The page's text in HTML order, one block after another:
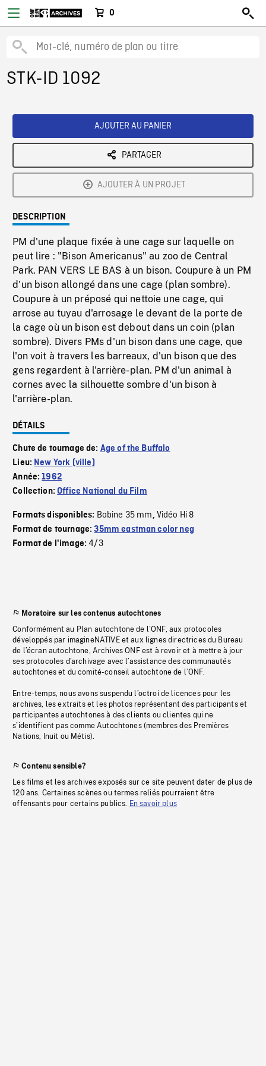
0
STK-ID 1092
AJOUTER AU PANIER
PARTAGER
AJOUTER À UN PROJET
DESCRIPTION
PM d'une plaque fixée à une cage sur laquelle on
peut lire : "Bison Americanus" au zoo de Central
Park. PAN VERS LE BAS à un bison. Coupure à un PM
d'un bison allongé dans une cage (plan sombre).
Coupure à un préposé qui nettoie une cage, qui
arrose au tuyau d'arrosage le devant de la porte de
la cage où un bison est debout dans un coin (plan
sombre). Divers PMs d'un bison dans une cage, que
l'on voit à travers les barreaux, d'un bison que des
gens regardent à l'arrière-plan. PM d'un animal à
cornes avec la silhouette sombre d'un bison à
l'arrière-plan.
DÉTAILS
Chute de tournage de: Age of the Buffalo
Lieu: New York (ville)
Année:1962
Collection:Office National du Film
Formats disponibles: Bobine 35 mm, Vidéo Hi 8
Format de tournage:35mm eastman color neg
Format de l'image:4/3
Moratoire sur les contenus autochtones
Conformément au Plan autochtone de l’ONF, aux protocoles
développés par imagineNATIVE et aux lignes directrices du Bureau
de l’écran autochtone, Archives ONF est à revoir et à mettre à jour
ses protocoles d’archivage avec l’assistance des communautés
autochtones et du comité-conseil autochtone de l’ONF.
Entre-temps, nous avons suspendu l’octroi de licences pour les
archives, les extraits et les photos représentant des participants et
participantes autochtones à des clients ou clientes qui ne
s’identifient pas comme Autochtones (membres des Premières
Nations, Inuit ou Métis).
Contenu sensible?
Les films et les archives exposés sur ce site peuvent dater de plus de
120 ans. Certaines scènes ou termes reliés pourraient être
offensants pour certains publics. En savoir plus